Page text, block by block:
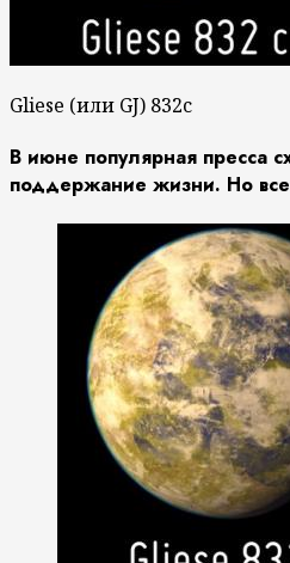
Gliese (или GJ) 832c
В июне популярная пресса
поддержание жизни. Но